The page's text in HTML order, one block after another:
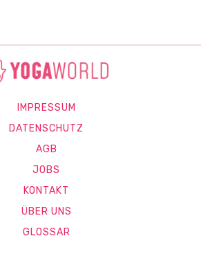
IMPRESSUM
DATENSCHUTZ
AGB
JOBS
KONTAKT
ÜBER UNS
GLOSSAR